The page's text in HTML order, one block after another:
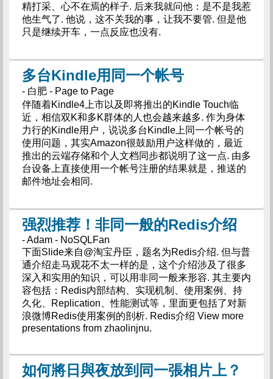
精打采、心不在焉的样子. 后来我就问他：是不是我惹
他生气了. 他说，这不关我的事，让我不要管. 但是他
只是继续开车，一点反应也没有.
多台Kindle用同一个帐号
- 白肥 - Page to Page
伴随着Kindle4上市以及即将推出的Kindle Touch临
近，相信双K和多K群体的人也会越来越多. 作为身体
力行的Kindle用户，说说多台Kindle上同一个帐号的
使用问题，其实Amazon很鼓励用户这样做的，最近
推出的云端存储和个人文档同步都说明了这一点. 由多
台设备上直接使用一个帐号注册的结果就是，推送的
邮件地址会相同.
强烈推荐！非同一般的Redis介绍
- Adam - NoSQLFan
下面Slide来自@淘宝丹臣，题名为Redis介绍. 但与普
通介绍走马观花不太一样的是，这个介绍涉及了很多
深入和实用的知识，可以用非同一般来形容. 其主要内
容包括：Redis内部结构、实现机制、使用案例、持
久化、Replication、性能测试等，里面更包括了对新
浪微博Redis使用案例的剖析. Redis介绍 View more
presentations from zhaolinjnu.
如何將日與夜放到同一張相片上？